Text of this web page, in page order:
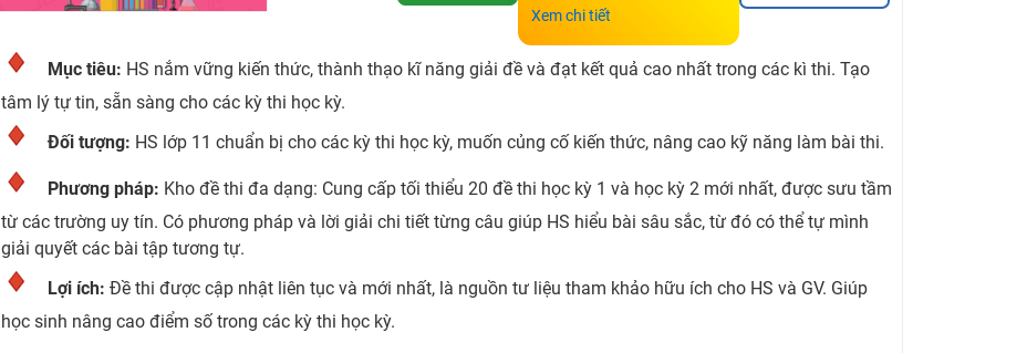
Xem chi tiết
Mục tiêu: HS nắm vững kiến thức, thành thạo kĩ năng giải đề và đạt kết quả cao nhất trong các kì thi. Tạo
tâm lý tự tin, sẵn sàng cho các kỳ thi học kỳ.
Đối tượng: HS lớp 11 chuẩn bị cho các kỳ thi học kỳ, muốn củng cố kiến thức, nâng cao kỹ năng làm bài thi.
Phương pháp: Kho đề thi đa dạng: Cung cấp tối thiểu 20 đề thi học kỳ 1 và học kỳ 2 mới nhất, được sưu tầm
từ các trường uy tín. Có phương pháp và lời giải chi tiết từng câu giúp HS hiểu bài sâu sắc, từ đó có thể tự mình
giải quyết các bài tập tương tự.
Lợi ích: Đề thi được cập nhật liên tục và mới nhất, là nguồn tư liệu tham khảo hữu ích cho HS và GV. Giúp
học sinh nâng cao điểm số trong các kỳ thi học kỳ.